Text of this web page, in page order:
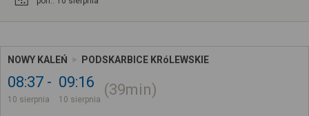
NOWY KALEŃ PODSKARBICE KRóLEWSKIE
08:37
10 sierpnia
09:16
10 sierpnia
39min